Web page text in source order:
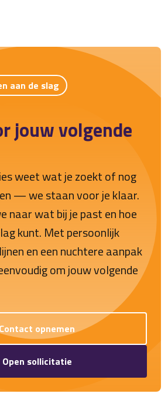
aan de slag
jouw volgende
weet wat je zoekt of nog
— we staan voor je klaar.
naar wat bij je past en hoe
kunt. Met persoonlijk
en een nuchtere aanpak
om jouw volgende
Contact opnemen
Open sollicitatie